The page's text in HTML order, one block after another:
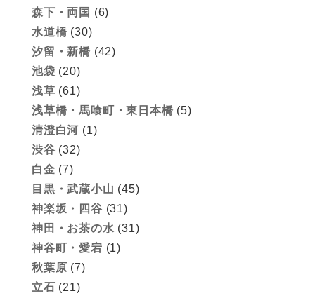
森下・両国 (6)
水道橋 (30)
汐留・新橋 (42)
池袋 (20)
浅草 (61)
浅草橋・馬喰町・東日本橋 (5)
清澄白河 (1)
渋谷 (32)
白金 (7)
目黒・武蔵小山 (45)
神楽坂・四谷 (31)
神田・お茶の水 (31)
神谷町・愛宕 (1)
秋葉原 (7)
立石 (21)